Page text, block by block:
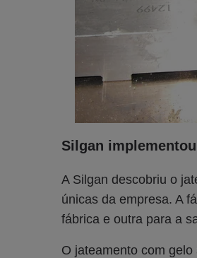
Silgan
A Silgan descobriu o
únicas da empresa. A
fábrica e outra para a
O jateamento com